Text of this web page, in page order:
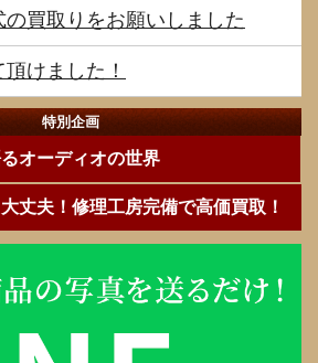
買取りをお願いしました
けました！
特別企画
オーディオの世界
丈夫！修理工房完備で高価買取！